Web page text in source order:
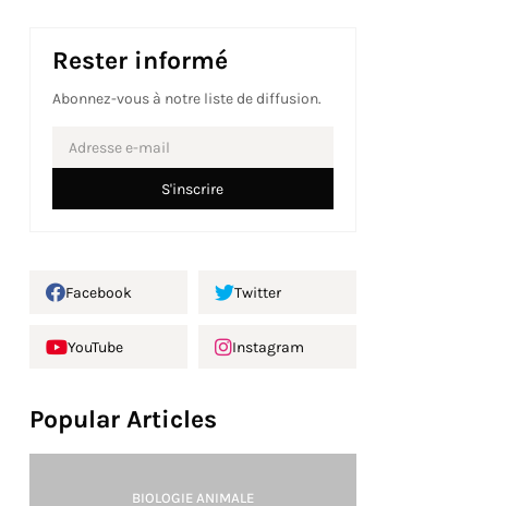
Rester informé
Abonnez-vous à notre liste de diffusion.
Facebook Twitter
YouTube Instagram
Popular Articles
BIOLOGIE ANIMALE